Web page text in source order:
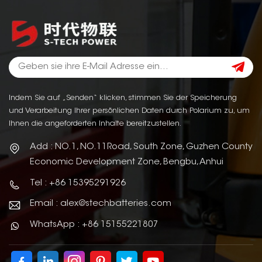
Indem Sie auf „Senden“ klicken, stimmen Sie der Speicherung
und Verarbeitung Ihrer persönlichen Daten durch Polarium zu, um
Ihnen die angeforderten Inhalte bereitzustellen.
Add : NO.1, NO.11Road, South Zone, Guzhen County
Economic Development Zone, Bengbu, Anhui
Tel : +86 15395291926
Email : alex@stechbatteries.com
WhatsApp : +86 15155221807